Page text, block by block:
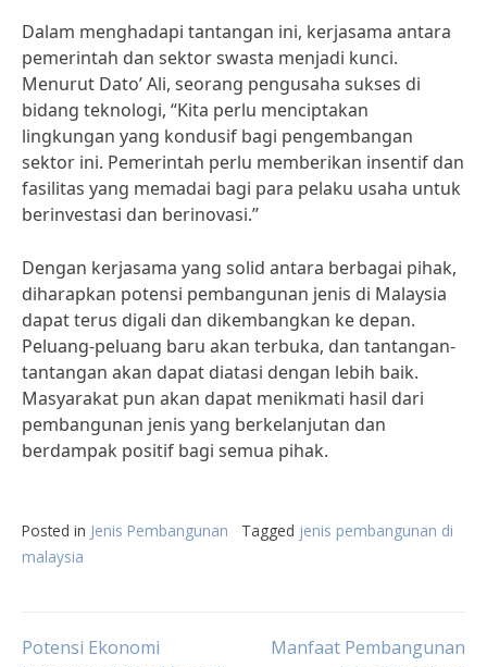
Dalam menghadapi tantangan ini, kerjasama antara
pemerintah dan sektor swasta menjadi kunci.
Menurut Dato’ Ali, seorang pengusaha sukses di
bidang teknologi, “Kita perlu menciptakan
lingkungan yang kondusif bagi pengembangan
sektor ini. Pemerintah perlu memberikan insentif dan
fasilitas yang memadai bagi para pelaku usaha untuk
berinvestasi dan berinovasi.”
Dengan kerjasama yang solid antara berbagai pihak,
diharapkan potensi pembangunan jenis di Malaysia
dapat terus digali dan dikembangkan ke depan.
Peluang-peluang baru akan terbuka, dan tantangan-
tantangan akan dapat diatasi dengan lebih baik.
Masyarakat pun akan dapat menikmati hasil dari
pembangunan jenis yang berkelanjutan dan
berdampak positif bagi semua pihak.
Posted in Jenis Pembangunan Tagged jenis pembangunan di
malaysia
Potensi Ekonomi
Manfaat Pembangunan